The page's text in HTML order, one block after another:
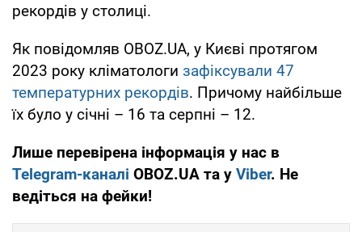
рекордів у столиці.
Як повідомляв OBOZ.UA, у Києві протягом
2023 року кліматологи зафіксували 47
температурних рекордів. Причому найбільше
їх було у січні – 16 та серпні – 12.
Лише перевірена інформація у нас в
Telegram-каналі OBOZ.UA та у Viber. Не
ведіться на фейки!